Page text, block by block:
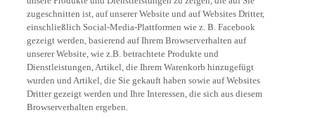
zugeschnitten ist, auf unserer Website und auf Websites Dritter,
einschließlich Social-Media-Plattformen wie z. B. Facebook
gezeigt werden, basierend auf Ihrem Browserverhalten auf
unserer Website, wie z.B. betrachtete Produkte und
Dienstleistungen, Artikel, die Ihrem Warenkorb hinzugefügt
wurden und Artikel, die Sie gekauft haben sowie auf Websites
Dritter gezeigt werden und Ihre Interessen, die sich aus diesem
Browserverhalten ergeben.